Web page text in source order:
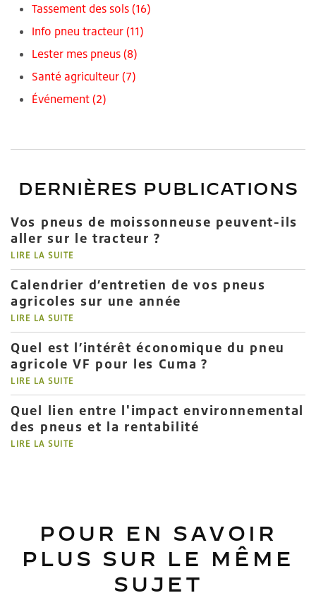
Tassement des sols (16)
Info pneu tracteur (11)
Lester mes pneus (8)
Santé agriculteur (7)
Événement (2)
DERNIÈRES PUBLICATIONS
Vos pneus de moissonneuse peuvent-ils
aller sur le tracteur ?
LIRE LA SUITE
Calendrier d’entretien de vos pneus
agricoles sur une année
LIRE LA SUITE
Quel est l’intérêt économique du pneu
agricole VF pour les Cuma ?
LIRE LA SUITE
Quel lien entre l'impact environnemental
des pneus et la rentabilité
LIRE LA SUITE
POUR EN SAVOIR
PLUS SUR LE MÊME
SUJET